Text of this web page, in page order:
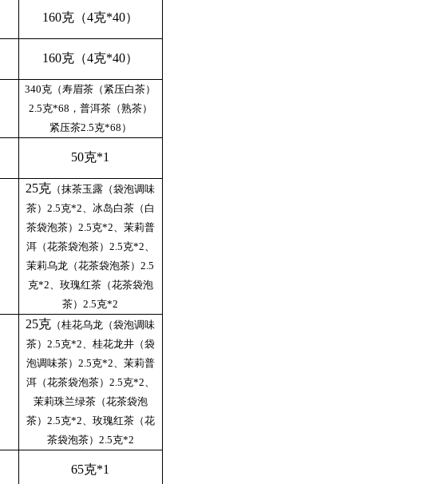
160克（4克*40）
160克（4克*40）
340克（寿眉茶（紧压白茶）
2.5克*68，普洱茶（熟茶）
紧压茶2.5克*68）
50克*1
25克 （抹茶玉露（袋泡调味
茶）2.5克*2、冰岛白茶（白
茶袋泡茶）2.5克*2、茉莉普
洱（花茶袋泡茶）2.5克*2、
茉莉乌龙（花茶袋泡茶）2.5
克*2、玫瑰红茶（花茶袋泡
茶）2.5克*2
25克 （桂花乌龙（袋泡调味
茶）2.5克*2、桂花龙井（袋
泡调味茶）2.5克*2、茉莉普
洱（花茶袋泡茶）2.5克*2、
茉莉珠兰绿茶（花茶袋泡
茶）2.5克*2、玫瑰红茶（花
茶袋泡茶）2.5克*2
65克*1